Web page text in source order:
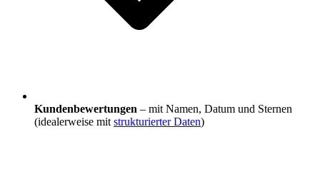
Kundenbewertungen – mit Namen, Datum und Sternen
(idealerweise mit strukturierter Daten)